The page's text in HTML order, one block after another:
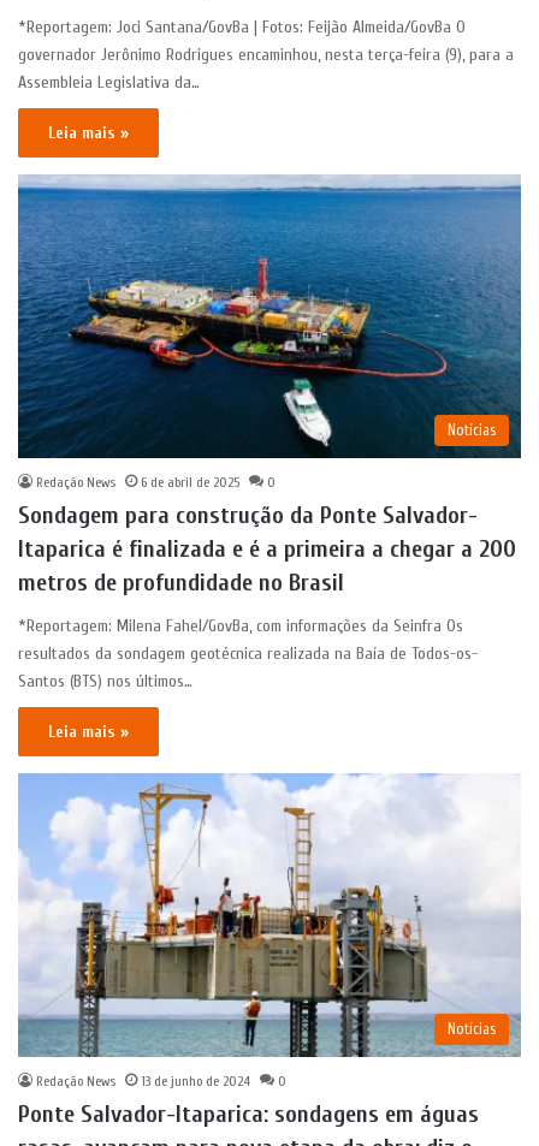
*Reportagem: Joci Santana/GovBa | Fotos: Feijão Almeida/GovBa O
governador Jerônimo Rodrigues encaminhou, nesta terça-feira (9), para a
Assembleia Legislativa da…
Leia mais »
Notícias
Redação News 6 de abril de 2025 0
Sondagem para construção da Ponte Salvador-
Itaparica é finalizada e é a primeira a chegar a 200
metros de profundidade no Brasil
*Reportagem: Milena Fahel/GovBa, com informações da Seinfra Os
resultados da sondagem geotécnica realizada na Baía de Todos-os-
Santos (BTS) nos últimos…
Leia mais »
Notícias
Redação News 13 de junho de 2024 0
Ponte Salvador-Itaparica: sondagens em águas